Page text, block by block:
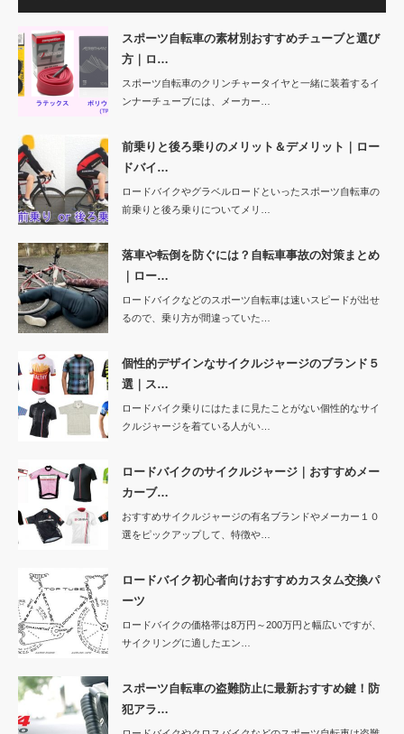
スポーツ自転車の素材別おすすめチューブと選び
方｜ロ…
スポーツ自転車のクリンチャータイヤと一緒に装着するイ
ンナーチューブには、メーカー…
前乗りと後ろ乗りのメリット＆デメリット｜ロー
ドバイ…
ロードバイクやグラベルロードといったスポーツ自転車の
前乗りと後ろ乗りについてメリ…
落車や転倒を防ぐには？自転車事故の対策まとめ
｜ロー…
ロードバイクなどのスポーツ自転車は速いスピードが出せ
るので、乗り方が間違っていた…
個性的デザインなサイクルジャージのブランド５
選｜ス…
ロードバイク乗りにはたまに見たことがない個性的なサイ
クルジャージを着ている人がい…
ロードバイクのサイクルジャージ｜おすすめメー
カーブ…
おすすめサイクルジャージの有名ブランドやメーカー１０
選をピックアップして、特徴や…
ロードバイク初心者向けおすすめカスタム交換パ
ーツ
ロードバイクの価格帯は8万円～200万円と幅広いですが、
サイクリングに適したエン…
スポーツ自転車の盗難防止に最新おすすめ鍵！防
犯アラ…